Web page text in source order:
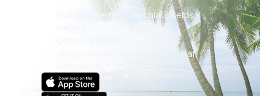
Nuevas ofertas cada día: vuelos,
vacaciones, escapadas
Cómoda gestión de reservas
¡Todo lo que importa, siempre al